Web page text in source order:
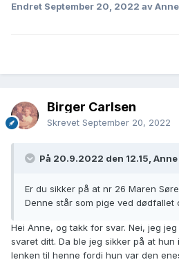
Endret September 20, 2022 av
Birger Carlsen
Skrevet September 20, 2022
På 20.9.2022 den 12.15,
Er du sikker på at nr 26 Maren
Denne står som pige ved dødfallet
Hei Anne, og takk for svar. Nei, jeg
svaret ditt. Da ble jeg sikker på at
lenken til henne fordi hun var den